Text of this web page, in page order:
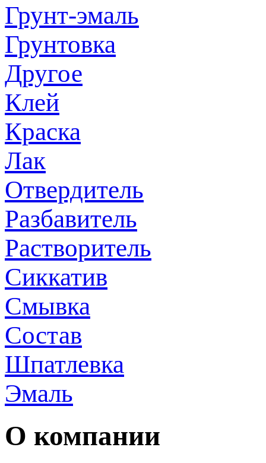
Грунт-эмаль
Грунтовка
Другое
Клей
Краска
Лак
Отвердитель
Разбавитель
Растворитель
Сиккатив
Смывка
Состав
Шпатлевка
Эмаль
О компании